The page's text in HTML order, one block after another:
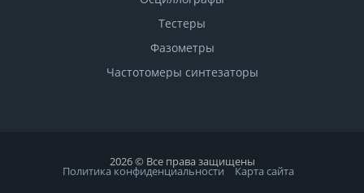
Тестеры
Фазометры
Чаcтотомеры синтезаторы
2026 © Все права защищены
Политика конфиденциальности Карта сайта